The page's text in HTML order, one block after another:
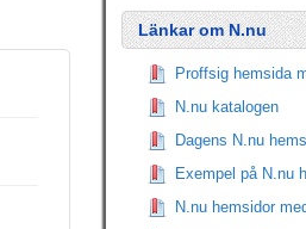
Länkar om N.nu
Proffsig hemsida
N.nu katalogen
Dagens N.nu
Exempel på N.nu
N.nu hemsidor